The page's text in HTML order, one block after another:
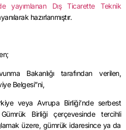
yayımlanan Dış Ticarette Teknik
hazırlanmıştır.
Bakanlığı tarafından verilen,
Belgesi”ni,
veya Avrupa Birliği’nde serbest
Gümrük Birliği çerçevesinde tercihli
üzere, gümrük idaresince ya da